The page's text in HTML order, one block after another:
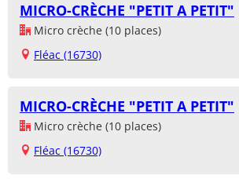
MICRO-CRÈCHE "PETIT A PETIT"
Micro crèche (10 places)
Fléac (16730)
MICRO-CRÈCHE "PETIT A PETIT"
Micro crèche (10 places)
Fléac (16730)